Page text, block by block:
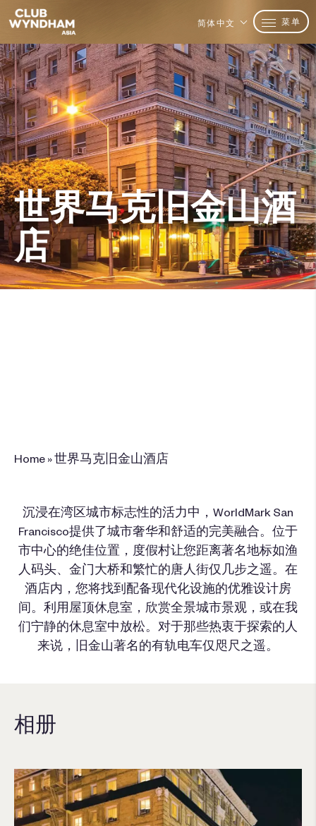
简体中文 菜单
世界马克旧金山酒
店
Home »世界马克旧金山酒店
沉浸在湾区城市标志性的活力中，WorldMark San
Francisco提供了城市奢华和舒适的完美融合。位于
市中心的绝佳位置，度假村让您距离著名地标如渔
人码头、金门大桥和繁忙的唐人街仅几步之遥。在
酒店内，您将找到配备现代化设施的优雅设计房
间。利用屋顶休息室，欣赏全景城市景观，或在我
们宁静的休息室中放松。对于那些热衷于探索的人
来说，旧金山著名的有轨电车仅 咫尺之遥。
相册